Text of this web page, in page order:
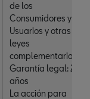
de los
Consumidores y
Usuarios y otras
leyes
complementarias:
Garantía legal: 2
años
La acción para